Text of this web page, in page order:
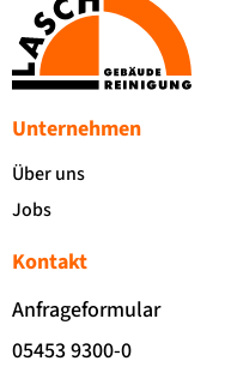
Unternehmen
Über uns
Jobs
Kontakt
Anfrageformular
05453 9300-0